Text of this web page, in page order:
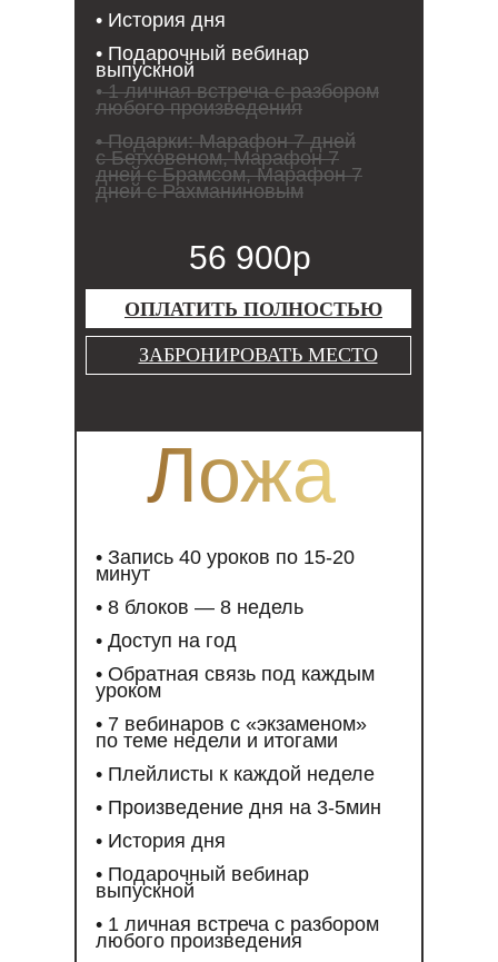
• Запись 40 уроков по 15-20
минут
• 8 блоков — 8 недель
• Доступ на год
• Обратная связь под каждым
уроком
• 7 вебинаров с «экзаменом»
по теме недели и итогами
• Плейлисты к каждой неделе
• Произведение дня на 3-5мин
• История дня
• Подарочный вебинар
выпускной
• 1 личная встреча с разбором
любого произведения
• История дня
• Подарочный вебинар
выпускной
ОПЛАТИТЬ ПОЛНОСТЬЮ
ЗАБРОНИРОВАТЬ МЕСТО
56 900р
•1 личная встреча с разбором
любого произведения
• Подарки: Марафон 7 дней
с Бетховеном, Марафон 7
дней с Брамсом, Марафон 7
дней с Рахманиновым
Ложа